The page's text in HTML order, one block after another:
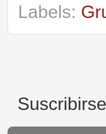
Labels: